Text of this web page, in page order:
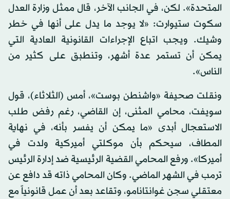
المتحدة». لكن، في الجانب الآخر، قال ممثل وزارة العدل
سكوت ستيوارت: «لا يوجد ما يدل على أنها في خطر
وشيك. ويجب اتباع الإجراءات القانونية العادية التي
يمكن أن تستمر عدة أشهر، وتنطبق على كثير من
الناس».
ونقلت صحيفة «واشنطن بوست»، أمس (الثلاثاء)، قول
سويفت، محامي المثنى، إن القاضي، رغم رفض طلب
الاستعجال أبدى «ما يمكن أن يفسر بأنه، في نهاية
المطاف، سيحكم بأن موكلتي أميركية ولدت في
أميركا». ورفع المحامي القضية الرئيسية ضد إدارة الرئيس
ترمب في الشهر الماضي. وكان المحامي ذاته قد دافع عن
معتقلي سجن غوانتانامو، وتقاعد بعد أن عمل قانونياً مع